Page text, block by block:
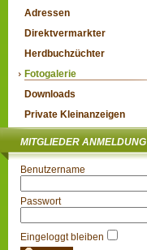
Adressen
Direktvermarkter
Herdbuchzüchter
Fotogalerie
Downloads
Private Kleinanzeigen
MITGLIEDER ANMELDUNG
Benutzername
Passwort
Eingeloggt bleiben